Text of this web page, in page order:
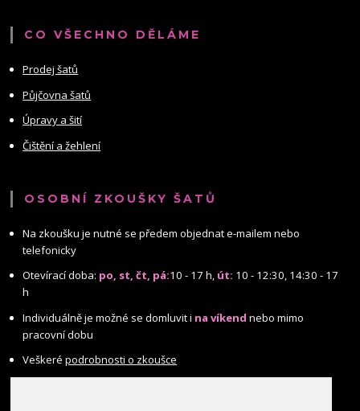
CO VŠECHNO DĚLÁME
Prodej šatů
Půjčovna šatů
Úpravy a šití
Čištění a žehlení
OSOBNÍ ZKOUŠKY ŠATŮ
Na zkoušku je nutné se předem objednat e-mailem nebo
telefonicky
Otevírací doba: po, st, čt, pá:10 - 17 h, út: 10 - 12:30, 14:30 - 17
h
Individuálně je možné se domluvit i na víkend nebo mimo
pracovní dobu
Veškerépodrobnosti o zkoušce